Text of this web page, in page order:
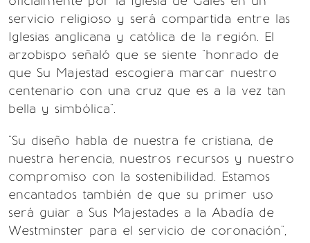
servicio religioso y será compartida entre las
Iglesias anglicana y católica de la región. El
arzobispo señaló que se siente "honrado de
que Su Majestad escogiera marcar nuestro
centenario con una cruz que es a la vez tan
bella y simbólica".
"Su diseño habla de nuestra fe cristiana, de
nuestra herencia, nuestros recursos y nuestro
compromiso con la sostenibilidad. Estamos
encantados también de que su primer uso
será guiar a Sus Majestades a la Abadía de
Westminster para el servicio de coronación",